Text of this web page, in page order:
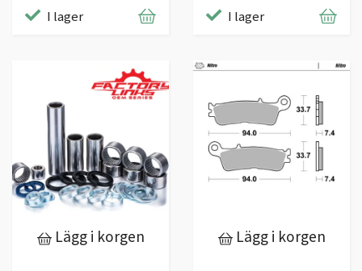
I lager I lager
Lägg i korgen Lägg i korgen